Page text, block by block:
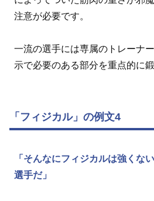
注意が必要です。
一流の選手には専属のトレーナ
示で必要のある部分を重点的に鍛
「フィジカル」の例文4
「そんなにフィジカルは強くな
選手だ」